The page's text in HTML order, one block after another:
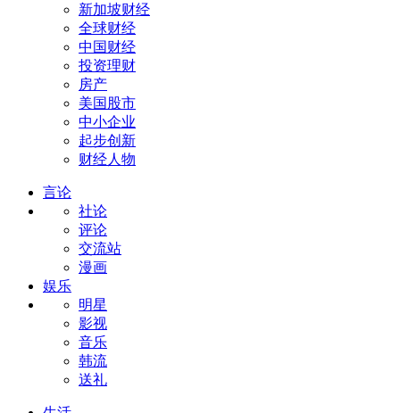
新加坡财经
全球财经
中国财经
投资理财
房产
美国股市
中小企业
起步创新
财经人物
言论
社论
评论
交流站
漫画
娱乐
明星
影视
音乐
韩流
送礼